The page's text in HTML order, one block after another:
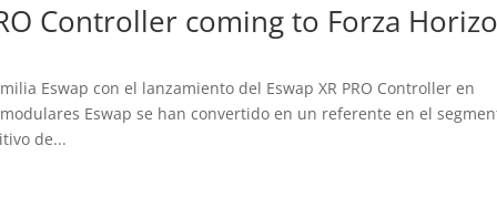
Controller coming to Forza
Eswap con el lanzamiento del Eswap XR PRO Controller en
Eswap se han convertido en un referente en el
de...